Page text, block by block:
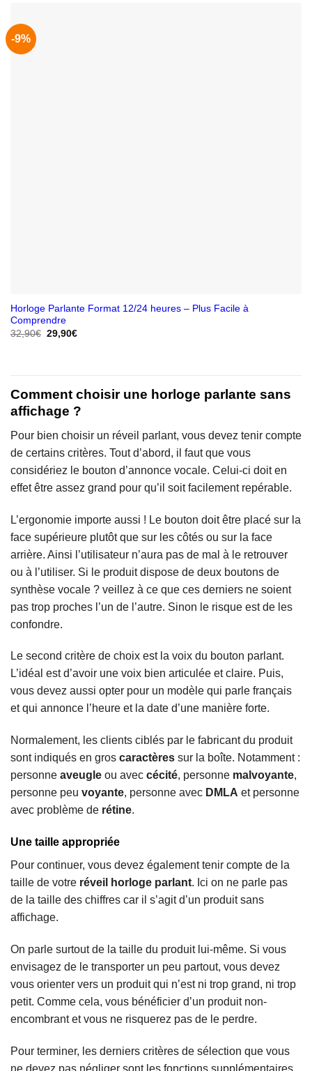
-9%
Horloge Parlante Format 12/24 heures – Plus Facile à
Comprendre
32,90€ Le
prix
29,90€Le
Comment choisir une horloge parlante sans
affichage ?
Pour bien choisir un réveil parlant, vous devez tenir compte
de certains critères. Tout d’abord, il faut que vous
considériez le bouton d’annonce vocale. Celui-ci doit en
effet être assez grand pour qu’il soit facilement repérable.
L’ergonomie importe aussi ! Le bouton doit être placé sur la
face supérieure plutôt que sur les côtés ou sur la face
arrière. Ainsi l’utilisateur n’aura pas de mal à le retrouver
ou à l’utiliser. Si le produit dispose de deux boutons de
synthèse vocale ? veillez à ce que ces derniers ne soient
pas trop proches l’un de l’autre. Sinon le risque est de les
confondre.
Le second critère de choix est la voix du bouton parlant.
L’idéal est d’avoir une voix bien articulée et claire. Puis,
vous devez aussi opter pour un modèle qui parle français
et qui annonce l’heure et la date d’une manière forte.
Normalement, les clients ciblés par le fabricant du produit
sont indiqués en gros caractères sur la boîte. Notamment :
personne aveugle ou avec cécité, personne malvoyante,
personne peu voyante, personne avec DMLA et personne
avec problème de rétine.
Une taille appropriée
Pour continuer, vous devez également tenir compte de la
taille de votre réveil horloge parlant. Ici on ne parle pas
de la taille des chiffres car il s’agit d’un produit sans
affichage.
On parle surtout de la taille du produit lui-même. Si vous
envisagez de le transporter un peu partout, vous devez
vous orienter vers un produit qui n’est ni trop grand, ni trop
petit. Comme cela, vous bénéficier d’un produit non-
encombrant et vous ne risquerez pas de le perdre.
Pour terminer, les derniers critères de sélection que vous
ne devez pas négliger sont les fonctions supplémentaires